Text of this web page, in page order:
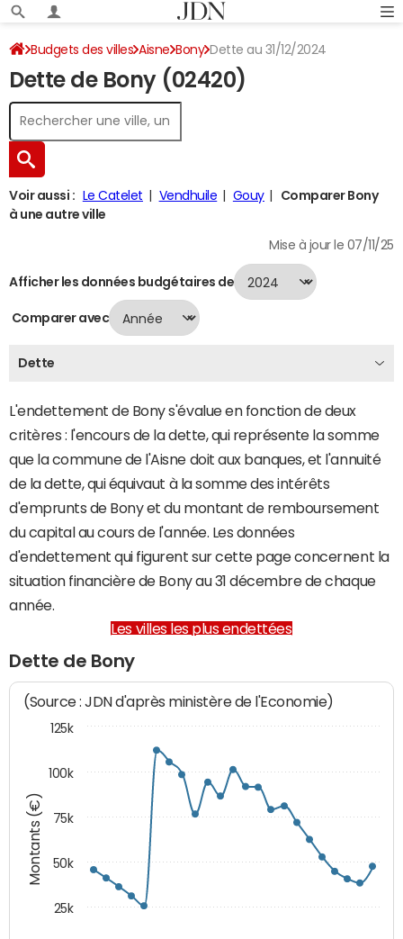
Budgets des villes Aisne Bony Dette au 31/12/2024
Dette de Bony (02420)
Voir aussi : Le Catelet Vendhuile Gouy
Comparer Bony
à une autre ville
Mise à jour le 07/11/25
Afficher les données budgétaires de
Comparer avec
Dette
L'endettement de Bony s'évalue en fonction de deux
critères : l'encours de la dette, qui représente la somme
que la commune de l'Aisne doit aux banques, et l'annuité
de la dette, qui équivaut à la somme des intérêts
d'emprunts de Bony et du montant de remboursement
du capital au cours de l'année. Les données
d'endettement qui figurent sur cette page concernent la
situation financière de Bony au 31 décembre de chaque
année.
Les villes les plus endettées
Dette de Bony
Montants (€)
(Source : JDN d'après ministère de l'Economie)
25k
50k
75k
100k
125k